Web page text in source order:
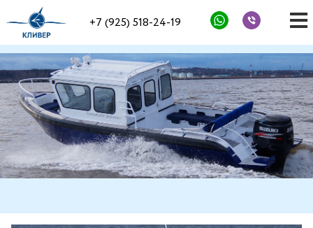
+7 (925) 518-24-19